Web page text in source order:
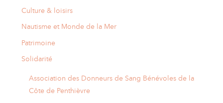
Culture & loisirs
Nautisme et Monde de la Mer
Patrimoine
Solidarité
Association des Donneurs de Sang Bénévoles de la
Côte de Penthièvre